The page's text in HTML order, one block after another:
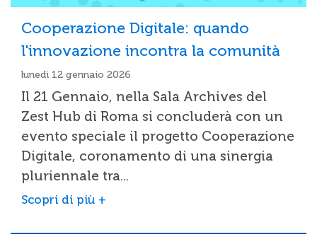
Cooperazione Digitale: quando
l'innovazione incontra la comunità
lunedì 12 gennaio 2026
Il 21 Gennaio, nella Sala Archives del
Zest Hub di Roma si concluderà con un
evento speciale il progetto Cooperazione
Digitale, coronamento di una sinergia
pluriennale tra...
Scopri di più +